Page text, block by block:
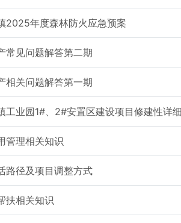
2025年度森林防火应急预案
常见问题解答第二期
相关问题解答第一期
工业园1#、2#安置区建设项目修建性详
管理相关知识
路径及项目调整方式
扶相关知识